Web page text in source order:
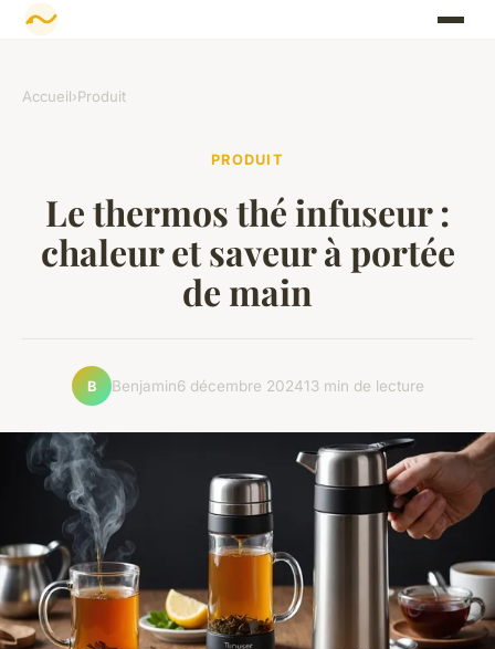
Accueil›Produit
PRODUIT
Le thermos thé infuseur :
chaleur et saveur à portée
de main
B Benjamin6 décembre 202413 min de lecture